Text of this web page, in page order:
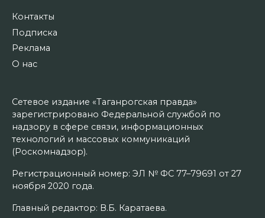
Контакты
Подписка
Реклама
О нас
Сетевое издание «Таганрогская правда»
зарегистрировано Федеральной службой по
надзору в сфере связи, информационных
технологий и массовых коммуникаций
(Роскомнадзор).
Регистрационный номер: ЭЛ № ФС 77–79691 от 27
ноября 2020 года.
Главный редактор: В.Б. Каратаева.